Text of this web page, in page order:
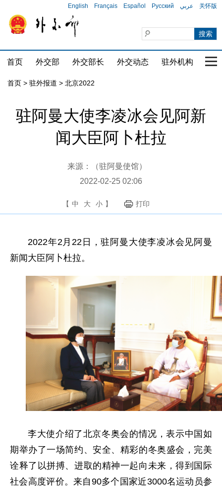
English Français Español Русский عربي 关怀版
首页 外交部 外交部长 外交动态 驻外机构 国
首页 > 驻外报道 > 北京2022
驻阿曼大使李凌冰会见阿新
闻大臣阿卜杜拉
来源：（驻阿曼使馆）
2022-02-25 02:06
【 中 大 小 】 打印
2022年2月22日，驻阿曼大使李凌冰会见阿曼
新闻大臣阿卜杜拉。
李大使介绍了北京冬奥会的情况，表示中国如
期举办了一场简约、安全、精彩的冬奥盛会，完美
诠释了以拼搏、进取的精神一起向未来，得到国际
社会高度评价。来自90多个国家近3000名运动员参